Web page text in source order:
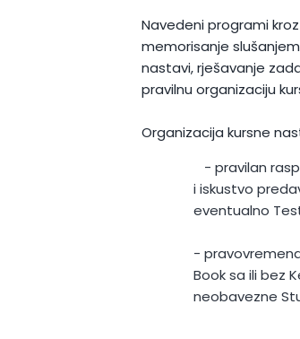
Navedeni programi
memorisanje
nastavi, rješavanje
pravilnu organizaciju
Organizacija kursne
- pravilan raspored
i iskustvo predavača;
eventualno Test Book
- pravovremena
Book sa ili bez Key
neobavezne